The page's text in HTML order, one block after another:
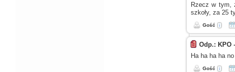
Rzeczw tym,
szkoły, za 25
Gość
Odp.: KPO
Ha ha ha ha
Gość